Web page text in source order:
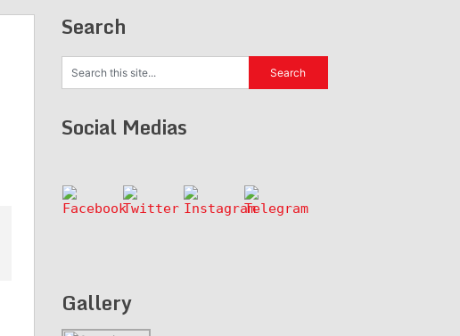
Search
Social Medias
Gallery